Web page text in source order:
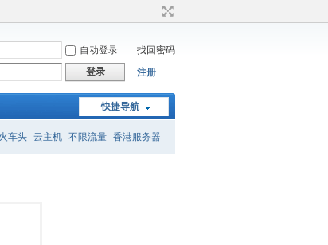
自动登录
找回密码
登录 注册
快捷导航
火车头 云主机 不限流量 香港服务器